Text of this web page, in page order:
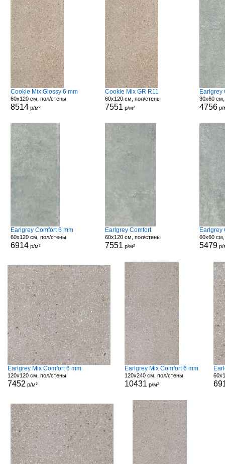
Cookie Mix Glossy 6 mm
60x120 см, пол/стены
8514р/м²
Cookie Mix GR R11
60x120 см, пол/стены
7551 р/м²
Earlgrey
30x60
4756 р/
Earlgrey Comfort 6 mm
60x120 см, пол/стены
6914р/м²
Earlgrey Comfort
60x120 см, пол/стены
7551 р/м²
Earlgrey
60x60
5479 р/
Earlgrey Mix Comfort 6 mm
120x120 см, пол/стены
7452 р/м²
Earlgrey Mix Comfort 6 mm
120x240 см, пол/стены
10431 р/м²